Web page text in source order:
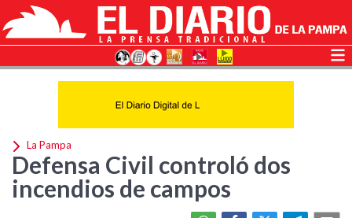
La Pampa
Defensa Civil controló dos
incendios de campos